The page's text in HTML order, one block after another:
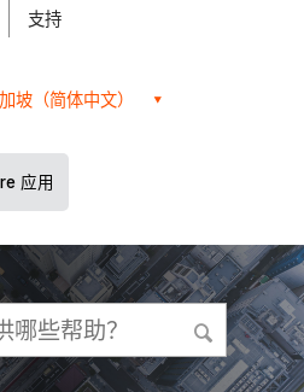
支持
坡（简体中文）
应用